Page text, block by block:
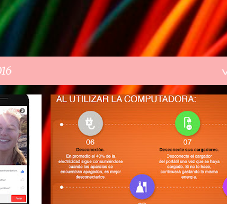
GACETILLA DE PRENSA